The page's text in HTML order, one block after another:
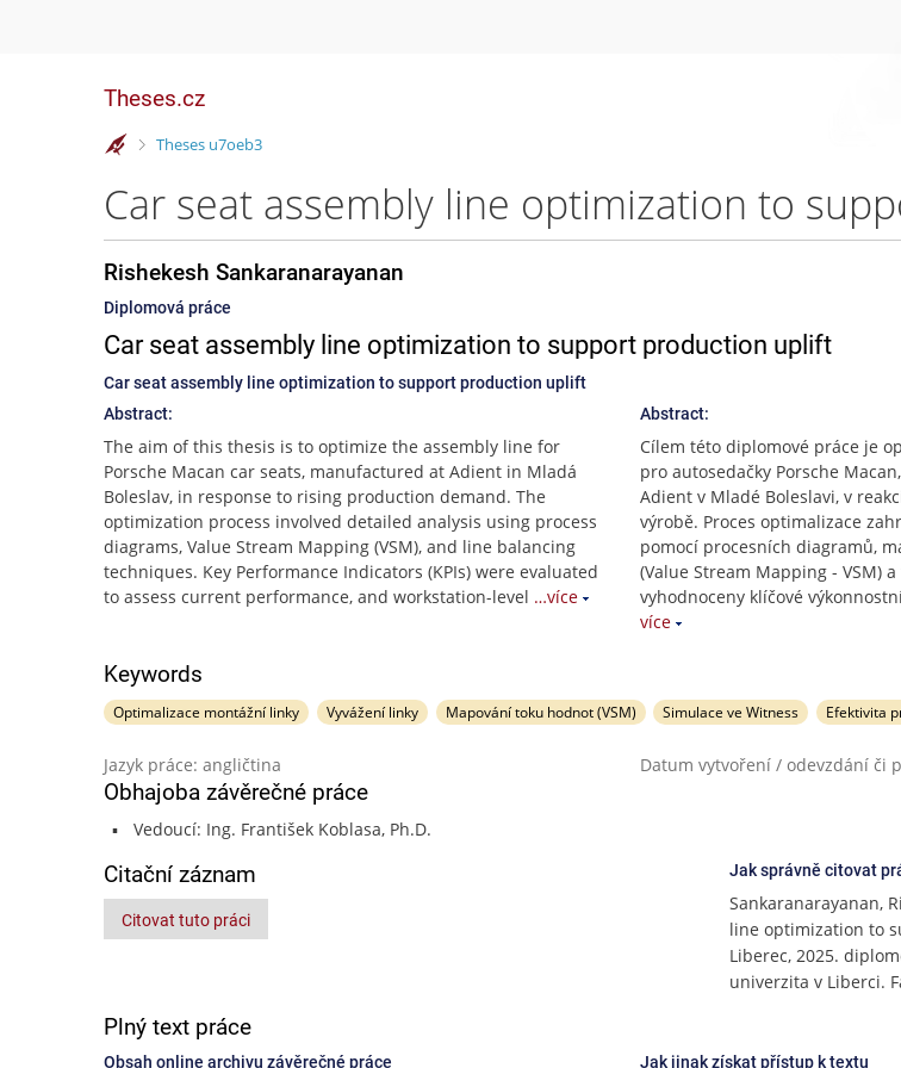
Theses.cz
>
Theses u7oeb3
Rishekesh Sankaranarayanan
Diplomová práce
Car seat assembly line optimization to support production uplift
Car seat assembly line optimization to support production uplift
Abstract:
The aim of this thesis is to optimize the assembly line for
Porsche Macan car seats, manufactured at Adient in Mladá
Boleslav, in response to rising production demand. The
optimization process involved detailed analysis using process
diagrams, Value Stream Mapping (VSM), and line balancing
techniques. Key Performance Indicators (KPIs) were evaluated
to assess current performance, and workstation-level …více
Abstract:
Cílem této diplomové práce je
pro autosedačky Porsche
Adient v Mladé Boleslavi, v
výrobě. Proces optimalizace
pomocí procesních diagramů,
(Value Stream Mapping - VSM)
vyhodnoceny klíčové
více
Keywords
Optimalizace montážní linky Vyvážení linky Mapování toku hodnot (VSM) Simulace ve Witness Efektivita
Jazyk práce: angličtina Datum vytvoření / odevzdání či
Obhajoba závěrečné práce
Vedoucí: Ing. František Koblasa, Ph.D.
Citační záznam
Citovat tuto práci
Jak správně citovat
Sankaranarayanan,
line optimization to
Liberec, 2025.
univerzita v Liberci.
Plný text práce
Obsah online archivu závěrečné práce Jak jinak získat přístup k textu